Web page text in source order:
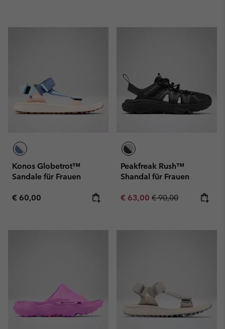
Konos Globetrot™
Sandale für Frauen
Regular price:
€ 60,00
Peakfreak Rush™
Shandal für Frauen
Sale price:
€ 63,00 Regular price:
€ 90,00